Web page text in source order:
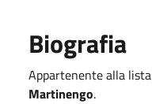
Biografia
Appartenente alla lista
Martinengo.